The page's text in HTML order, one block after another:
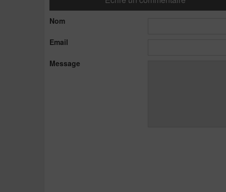
Nom
Email
Message